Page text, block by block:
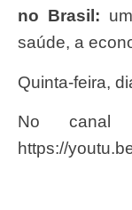
no Brasil:
saúde, a
Quinta-feira,
No canal da OPAS no Youtube:
https://